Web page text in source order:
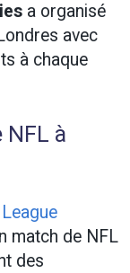
a organisé
avec
à chaque
à
match de NFL
des